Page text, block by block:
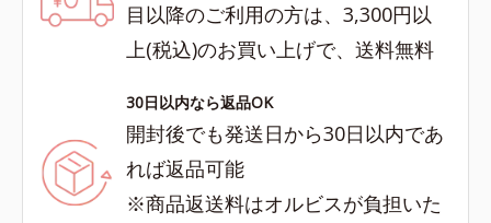
目以降のご利用の方は、3,300円以
上(税込)のお買い上げで、送料無料
30日以内なら返品OK
開封後でも発送日から30日以内であ
れば返品可能
※商品返送料はオルビスが負担いた